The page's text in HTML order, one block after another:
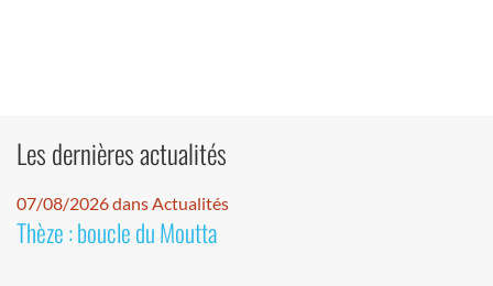
Les dernières actualités
07/08/2026 dans Actualités
Thèze : boucle du Moutta